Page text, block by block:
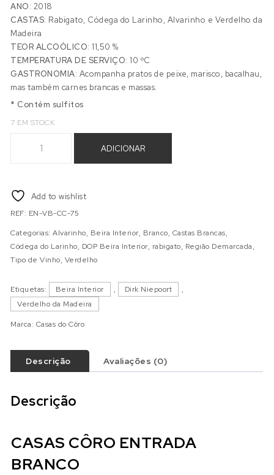
ANO: 2018
CASTAS: Rabigato, Códega do Larinho, Alvarinho e Verdelho da
Madeira
TEOR ALCOÓLICO:11,50 %
TEMPERATURA DE SERVIÇO: 10 ºC
GASTRONOMIA: Acompanha pratos de peixe, marisco, bacalhau,
mas também carnes brancas e massas.
* Contém sulfitos
7 EM STOCK
ADICIONAR
Add to wishlist
REF: EN-VB-CC-75
Categorias:Alvarinho, Beira Interior, Branco, Castas Brancas,
Códega do Larinho, DOP Beira Interior, rabigato, Região Demarcada,
Tipo de Vinho, Verdelho
Etiquetas: Beira Interior , Dirk Niepoort
,
Verdelho da Madeira
Marca: Casas do Côro
Descrição Avaliações (0)
Descrição
CASAS CÔRO ENTRADA
BRANCO